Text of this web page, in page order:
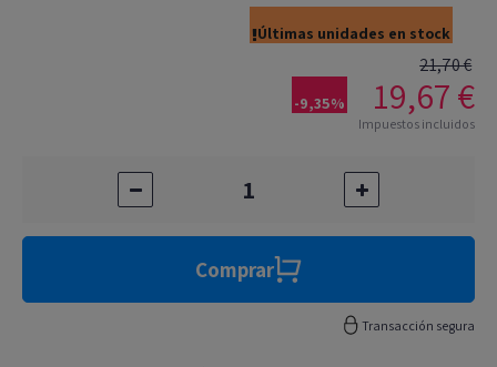
Últimas unidades en stock
21,70 €
-9,35% 19,67 €
Impuestos incluidos
Comprar
Transacción segura